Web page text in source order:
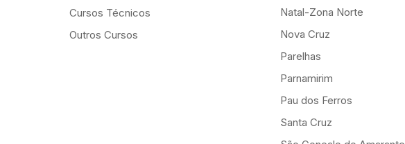
Cursos Técnicos
Outros Cursos
Natal-Zona Norte
Nova Cruz
Parelhas
Parnamirim
Pau dos Ferros
Santa Cruz